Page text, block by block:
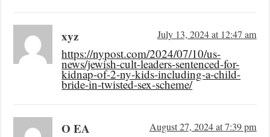
xyz July 13, 2024 at 12:47 am
https://nypost.com/2024/07/10/us-
news/jewish-cult-leaders-sentenced-for-
kidnap-of-2-ny-kids-including-a-child-
bride-in-twisted-sex-scheme/
O EA August 27, 2024 at 7:39 pm